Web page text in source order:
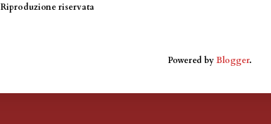
Riproduzione riservata
Powered byBlogger.